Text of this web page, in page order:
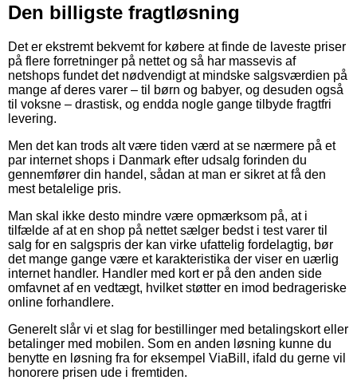
Den billigste fragtløsning
Det er ekstremt bekvemt for købere at finde de laveste priser
på flere forretninger på nettet og så har massevis af
netshops fundet det nødvendigt at mindske salgsværdien på
mange af deres varer – til børn og babyer, og desuden også
til voksne – drastisk, og endda nogle gange tilbyde fragtfri
levering.
Men det kan trods alt være tiden værd at se nærmere på et
par internet shops i Danmark efter udsalg forinden du
gennemfører din handel, sådan at man er sikret at få den
mest betalelige pris.
Man skal ikke desto mindre være opmærksom på, at i
tilfælde af at en shop på nettet sælger bedst i test varer til
salg for en salgspris der kan virke ufattelig fordelagtig, bør
det mange gange være et karakteristika der viser en uærlig
internet handler. Handler med kort er på den anden side
omfavnet af en vedtægt, hvilket støtter en imod bedrageriske
online forhandlere.
Generelt slår vi et slag for bestillinger med betalingskort eller
betalinger med mobilen. Som en anden løsning kunne du
benytte en løsning fra for eksempel ViaBill, ifald du gerne vil
honorere prisen ude i fremtiden.